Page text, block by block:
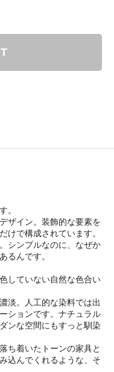
。
ザイン。装飾的な要素を
けで構成されています。
シンプルなのに、なぜか
るんです。
していない自然な色合い
淡。人工的な染料では出
ションです。ナチュラル
ンな空間にもすっと馴染
ち着いたトーンの家具と
込んでくれるような、そ